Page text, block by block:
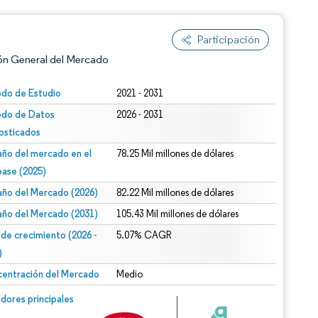
Participación
General del Mercado
de Estudio 2021 - 2031
de Datos
2026 - 2031
del mercado en el
(2025)
78.25 Mil millones de dólares
del Mercado (2026) 82.22 Mil millones de dólares
del Mercado (2031) 105.43 Mil millones de dólares
de crecimiento (2026 -
5.07% CAGR
del Mercado Medio
principales
© Mordor Intelligence. El uso requiere atribución según CC BY 4.0.
CC BY 4.0.